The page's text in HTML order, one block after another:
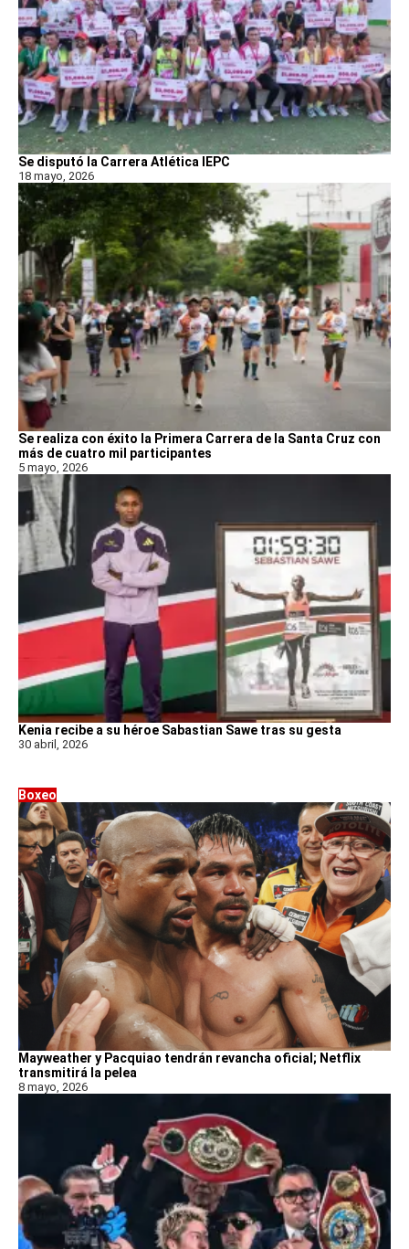
Se disputó la Carrera Atlética IEPC
18 mayo, 2026
Se realiza con éxito la Primera Carrera de la Santa Cruz con
más de cuatro mil participantes
5 mayo, 2026
Kenia recibe a su héroe Sabastian Sawe tras su gesta
30 abril, 2026
Boxeo
Mayweather y Pacquiao tendrán revancha oficial; Netflix
transmitirá la pelea
8 mayo, 2026